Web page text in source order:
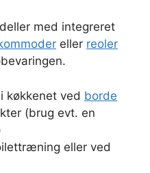
med integreret
eller reoler
køkkenet ved borde
(brug evt. en
eller ved